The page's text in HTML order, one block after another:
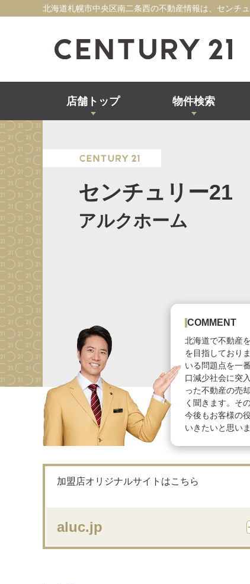
北海道札幌市中央区南二条西の不動産情報は、センチ
店舗トップ 物件検索
センチュリー21
アルクホーム
COMMENT
北海道で不動産
を目指しており
いる問題点を一
口減少社会に突
った不動産の売
く聞きます。そ
今後もお客様の
いきたいと思いま
加盟店オリジナルサイトはこちら
aluc.jp